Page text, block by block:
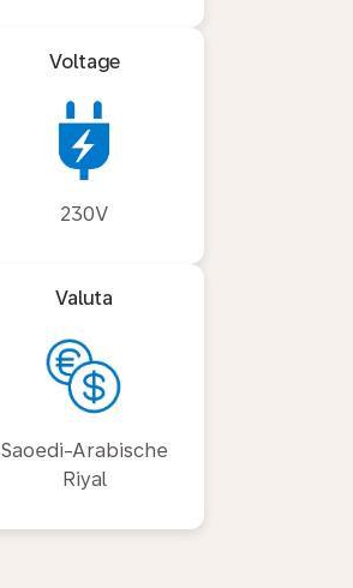
Voltage
230V
Valuta
Saoedi-Arabische
Riyal